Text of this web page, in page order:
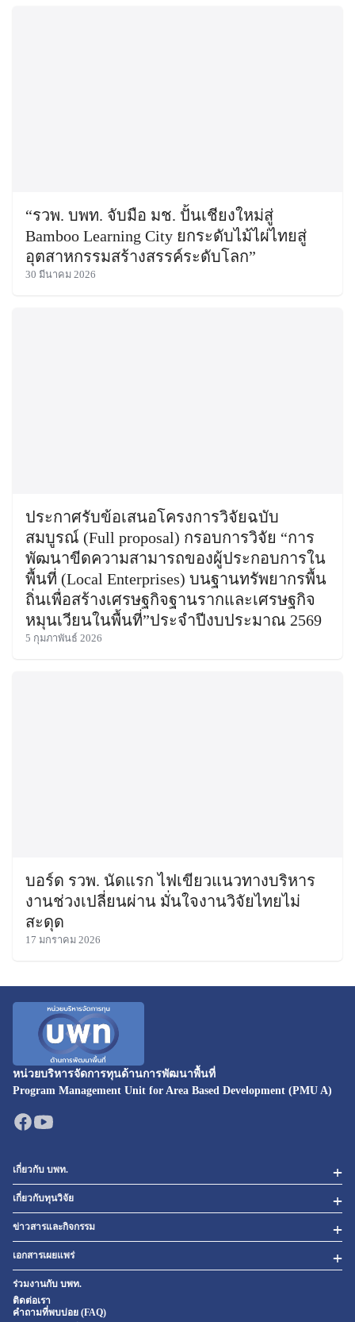
“รวพ. บพท. จับมือ มช. ปั้นเชียงใหม่สู่
Bamboo Learning City ยกระดับไม้ไผ่ไทยสู่
อุตสาหกรรมสร้างสรรค์ระดับโลก”
30 มีนาคม 2026
ประกาศรับข้อเสนอโครงการวิจัยฉบับ
สมบูรณ์ (Full proposal) กรอบการวิจัย “การ
พัฒนาขีดความสามารถของผู้ประกอบการใน
พื้นที่ (Local Enterprises) บนฐานทรัพยากรพื้น
ถิ่นเพื่อสร้างเศรษฐกิจฐานรากและเศรษฐกิจ
หมุนเวียนในพื้นที่”ประจำปีงบประมาณ 2569
5 กุมภาพันธ์ 2026
บอร์ด รวพ. นัดแรก ไฟเขียวแนวทางบริหาร
งานช่วงเปลี่ยนผ่าน มั่นใจงานวิจัยไทยไม่
สะดุด
17 มกราคม 2026
หน่วยบริหารจัดการทุนด้านการพัฒนาพื้นที่
Program Management Unit for Area Based Development (PMU A)
เกี่ยวกับ บพท.
เกี่ยวกับทุนวิจัย
ข่าวสารและกิจกรรม
เอกสารเผยแพร่
ร่วมงานกับ บพท.
ติดต่อเรา
คำถามที่พบบ่อย (FAQ)